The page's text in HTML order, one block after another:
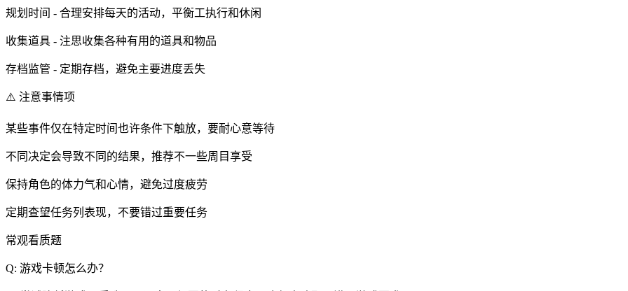
规划时间 - 合理安排每天的活动，平衡工执行和休闲
收集道具 - 注思收集各种有用的道具和物品
存档监管 - 定期存档，避免主要进度丢失
⚠️ 注意事情项
某些事件仅在特定时间也许条件下触放，要耐心意等待
不同决定会导致不同的结果，推荐不一些周目享受
保持角色的体力气和心情，避免过度疲劳
定期查望任务列表现，不要错过重要任务
常观看质题
Q: 游戏卡顿怎么办？